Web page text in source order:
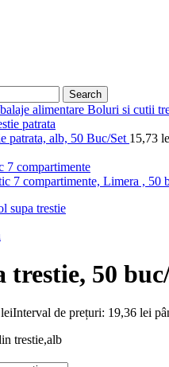
Search
alimentare Boluri si cutii
patrata, alb, 50 Buc/Set 15,73
7 compartimente, Limera , 50
trestie, 50
leiInterval de prețuri: 19,36 lei
trestie,alb